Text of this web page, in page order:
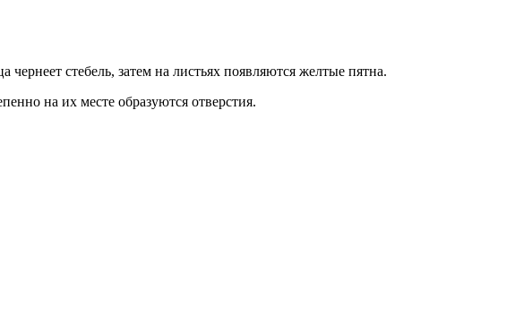
стебель, затем на листьях появляются желтые пятна.
на их месте образуются отверстия.